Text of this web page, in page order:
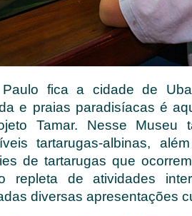
fica a cidade de
e praias paradisíacas é
Tamar. Nesse Museu
tartarugas-albinas,
de tartarugas que
repleta de atividades
diversas apresentações